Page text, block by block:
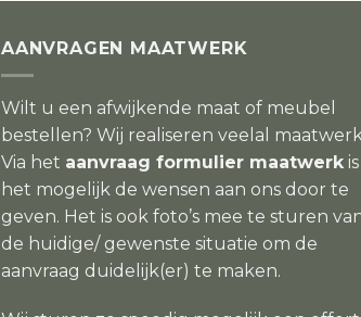
AANVRAGEN MAATWERK
Wilt u een afwijkende maat of meubel
bestellen? Wij realiseren veelal
Via het aanvraag formulier maatwerk is
het mogelijk de wensen aan ons door te
geven. Het is ook foto’s mee te sturen
de huidige/ gewenste situatie om de
aanvraag duidelijk(er) te maken.